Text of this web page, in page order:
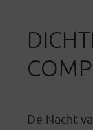
De Nacht